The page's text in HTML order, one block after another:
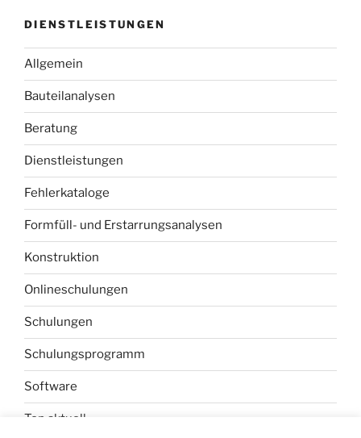
DIENSTLEISTUNGEN
Allgemein
Bauteilanalysen
Beratung
Dienstleistungen
Fehlerkataloge
Formfüll- und Erstarrungsanalysen
Konstruktion
Onlineschulungen
Schulungen
Schulungsprogramm
Software
Top aktuell